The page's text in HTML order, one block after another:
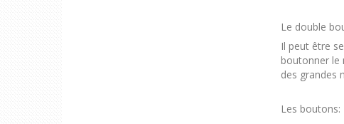
Le double
Il peut être
boutonner le
des grandes
Les boutons: